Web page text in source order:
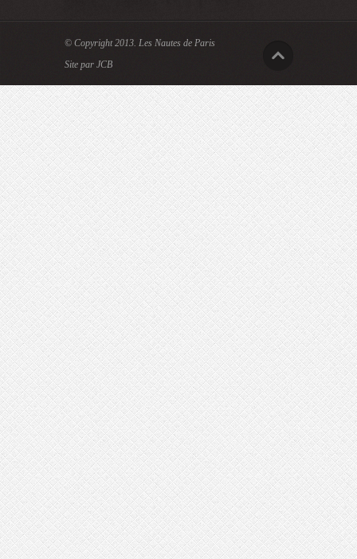
© Copyright 2013. Les Nautes de Paris
Site par JCB